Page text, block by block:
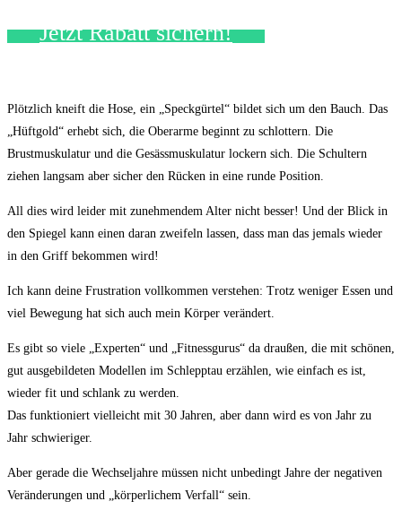
Jetzt Rabatt sichern!
Plötzlich kneift die Hose, ein „Speckgürtel“ bildet sich um den Bauch. Das
„Hüftgold“ erhebt sich, die Oberarme beginnt zu schlottern. Die
Brustmuskulatur und die Gesässmuskulatur lockern sich. Die Schultern
ziehen langsam aber sicher den Rücken in eine runde Position.
All dies wird leider mit zunehmendem Alter nicht besser! Und der Blick in
den Spiegel kann einen daran zweifeln lassen, dass man das jemals wieder
in den Griff bekommen wird!
Ich kann deine Frustration vollkommen verstehen: Trotz weniger Essen und
viel Bewegung hat sich auch mein Körper verändert.
Es gibt so viele „Experten“ und „Fitnessgurus“ da draußen, die mit schönen,
gut ausgebildeten Modellen im Schlepptau erzählen, wie einfach es ist,
wieder fit und schlank zu werden.
Das funktioniert vielleicht mit 30 Jahren, aber dann wird es von Jahr zu
Jahr schwieriger.
Aber gerade die Wechseljahre müssen nicht unbedingt Jahre der negativen
Veränderungen und „körperlichem Verfall“ sein.